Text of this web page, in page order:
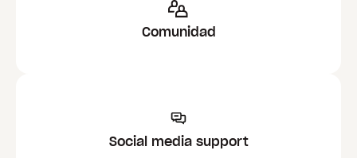
Comunidad
Social media support